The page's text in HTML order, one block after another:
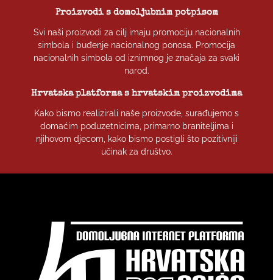
Proizvodi s domoljubnim potpisom
Svi naši proizvodi za cilj imaju promociju nacionalnih
simbola i buđenje nacionalnog ponosa. Promocija
nacionalnih simbola od iznimnog je značaja za svaki
narod.
Hrvatska platforma s hrvatskim proizvodima
Kako bismo realizirali naše proizvode, surađujemo s
domaćim poduzetnicima, primarno braniteljima i
njihovom djecom, kako bismo postigli što pozitivniji
učinak za društvo.